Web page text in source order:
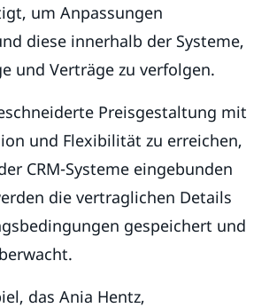
um Anpassungen
diese innerhalb der Systeme,
und Verträge zu verfolgen.
Preisgestaltung mit
und Flexibilität zu erreichen,
CRM-Systeme eingebunden
die vertraglichen Details
gespeichert und
das Ania Hentz,